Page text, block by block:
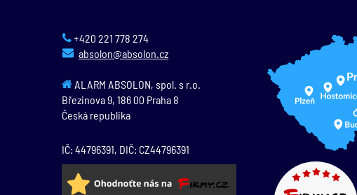
+420 221 778 274
absolon@absolon.cz
ALARM ABSOLON, spol. s r.o.
Březinova 9,186 00 Praha 8
Česká republika
IČ: 44796391, DIČ: CZ44796391